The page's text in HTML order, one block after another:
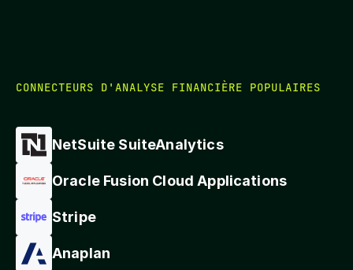
CONNECTEURS D'ANALYSE FINANCIÈRE POPULAIRES
NetSuite SuiteAnalytics
Oracle Fusion Cloud Applications
Stripe
Anaplan